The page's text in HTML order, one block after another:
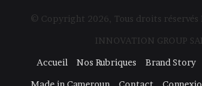
© Copyright 2026, Tous droits réservés
INNOVATION GROUP
Accueil
Nos Rubriques Brand Story
Made in Cameroun
Contact